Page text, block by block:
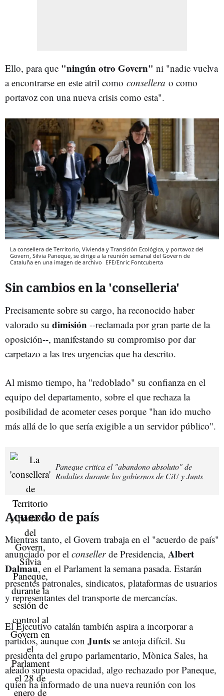
Ello, para que "ningún otro Govern" ni "nadie vuelva
a encontrarse en este atril como consellera o como
portavoz con una nueva crisis como esta".
La consellera de Territorio, Vivienda y Transición Ecológica, y portavoz del
Govern, Silvia Paneque, se dirige a la reunión semanal del Govern de
Cataluña en una imagen de archivo EFE/Enric Fontcuberta
Sin cambios en la 'conselleria'
Precisamente sobre su cargo, ha reconocido haber
valorado su dimisión --reclamada por gran parte de la
oposición--, manifestando su compromiso por dar
carpetazo a las tres urgencias que ha descrito.
Al mismo tiempo, ha "redoblado" su confianza en el
equipo del departamento, sobre el que rechaza la
posibilidad de acometer ceses porque "han ido mucho
más allá de lo que sería exigible a un servidor público".
Paneque critica el "abandono absoluto" de
Rodalies durante los gobiernos de CiU y Junts
Acuerdo de país
Mientras tanto, el Govern trabaja en el "acuerdo de país"
anunciado por el conseller de Presidencia, Albert
Dalmau, en el Parlament la semana pasada. Estarán
presentes patronales, sindicatos, plataformas de usuarios
y representantes del transporte de mercancías.
El Ejecutivo catalán también aspira a incorporar a
partidos, aunque con Junts se antoja difícil. Su
presidenta del grupo parlamentario, Mònica Sales, ha
afeado supuesta opacidad, algo rechazado por Paneque,
quien ha informado de una nueva reunión con los